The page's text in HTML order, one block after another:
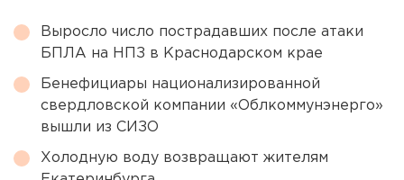
Выросло число пострадавших после атаки
БПЛА на НПЗ в Краснодарском крае
Бенефициары национализированной
свердловской компании «Облкоммунэнерго»
вышли из СИЗО
Холодную воду возвращают жителям